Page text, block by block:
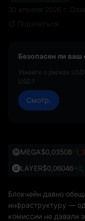
30 апреля 2026 г.
Поделиться
Безопасен ли ваш
Узнайте о рисках
USD1
Смотр.
MEGA$0,03508-
LAYER$0,06046
Блокчейн давно
инфраструктуру —
комиссии не давали